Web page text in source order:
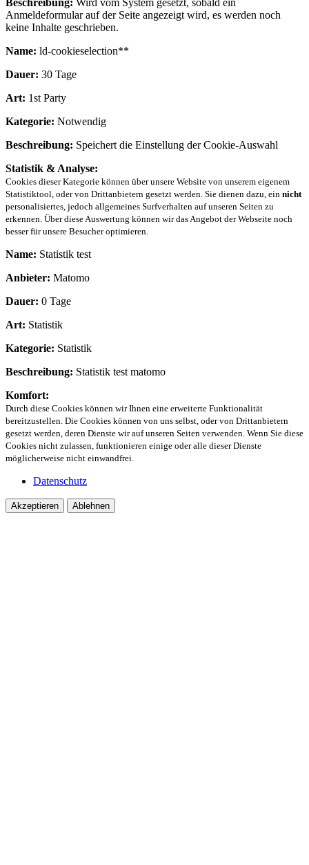
Beschreibung: Wird vom System gesetzt, sobald ein
Anmeldeformular auf der Seite angezeigt wird, es werden noch
keine Inhalte geschrieben.
Name: ld-cookieselection**
Dauer: 30 Tage
Art: 1st Party
Kategorie: Notwendig
Beschreibung: Speichert die Einstellung der Cookie-Auswahl
Statistik & Analyse:
Cookies dieser Kategorie können über unsere Website von unserem eigenem
Statistiktool, oder von Drittanbietern gesetzt werden. Sie dienen dazu, ein nicht
personalisiertes, jedoch allgemeines Surfverhalten auf unseren Seiten zu
erkennen. Über diese Auswertung können wir das Angebot der Webseite noch
besser für unsere Besucher optimieren.
Name: Statistik test
Anbieter: Matomo
Dauer: 0 Tage
Art: Statistik
Kategorie: Statistik
Beschreibung: Statistik test matomo
Komfort:
Durch diese Cookies können wir Ihnen eine erweiterte Funktionalität
bereitzustellen. Die Cookies können von uns selbst, oder von Drittanbietern
gesetzt werden, deren Dienste wir auf unseren Seiten verwenden. Wenn Sie diese
Cookies nicht zulassen, funktionieren einige oder alle dieser Dienste
möglicherweise nicht einwandfrei.
Datenschutz
Akzeptieren Ablehnen